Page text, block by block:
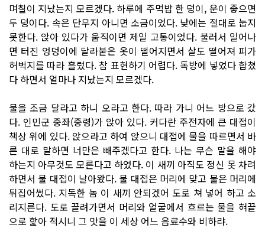
며칠이 지났는지 모르겠다. 하루에 주먹밥 한 덩이, 운이 좋으면
두 덩이다. 속은 단무지 아니면 소금이었다. 낮에는 절대로 눕지
못한다. 앉아 있다가 움직이면 제일 고통이었다. 불러서 일어나
면 터진 엉덩이에 달라붙은 옷이 떨어지면서 살도 떨어져 피가
허벅지를 따라 흘렀다. 참 표현하기 어렵다. 독방에 넣었다 합쳤
다 하면서 얼마나 지났는지 모르겠다.
물을 조금 달라고 하니 오라고 한다. 따라 가니 어느 방으로 갔
다. 인민군 중좌(중령)가 앉아 있다. 커다란 주전자에 큰 대접이
책상 위에 있다. 앉으라고 하여 앉으니 대접에 물을 따르면서 바
른 대로 말하면 너만은 빼주겠다고 한다. 나는 무슨 말을 해야
하는지 아무것도 모른다고 하였다. 이 새끼 아직도 정신 못 차려
하면서 물 대접이 날아왔다. 물 대접은 머리에 맞고 물은 머리에
뒤집어썼다. 지독한 놈 이 새끼 안되겠어 도로 쳐 넣어 하고 소
리지른다. 도로 끌려가면서 머리와 얼굴에서 흐르는 물을 혀끝
으로 핥아 적시니 그 맛을 이 세상 어느 음료수와 비하랴.